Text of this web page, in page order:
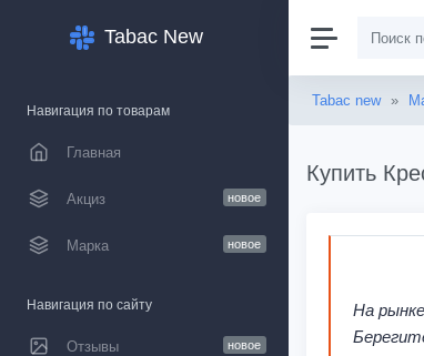
Tabac New
Навигация по товарам
Главная
Акциз новое
Марка новое
Навигация по сайту
Отзывы новое
Tabac new »
Купить
На